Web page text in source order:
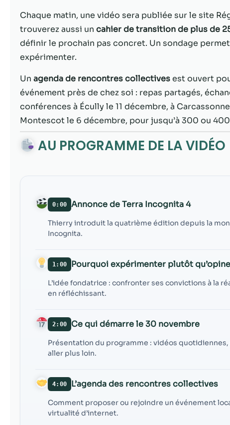
Chaque matin, une vidéo sera publiée sur le site
trouverez aussi un cahier de transition de plus de
définir le prochain pas concret. Un sondage
expérimenter.
Un agenda de rencontres collectivesest ouvert
événement près de chez soi : repas partagés,
conférences à Écully le 11 décembre, à
Montescot le 6 décembre, pour jusqu’à 300 ou
AU PROGRAMME DE LA VIDÉO
0:00 Annonce de Terra Incognita 4
Thierry introduit la quatrième édition depuis la
Incognita.
1:00 Pourquoi expérimenter plutôt
L’idée fondatrice : confronter ses convictions à la
en réfléchissant.
2:00 Ce qui démarre le 30 novembre
Présentation du programme : vidéos
aller plus loin.
4:00 L’agenda des rencontres collectives
Comment proposer ou rejoindre un événement
virtualité d’internet.